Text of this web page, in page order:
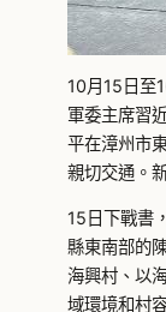
10月15日至
軍委主席習
平在漳州市
親切交通。
15日下戰書
縣東南部的
海興村、以
域環境和村